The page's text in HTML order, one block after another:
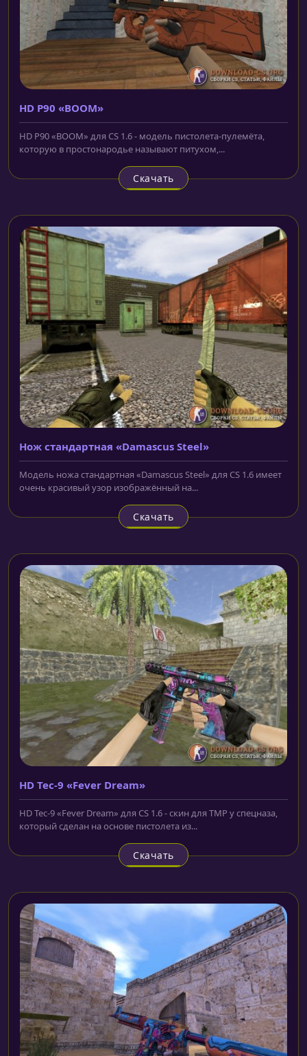
HD P90 «BOOM»
HD P90 «BOOM» для CS 1.6 - модель пистолета-пулемёта,
которую в простонародье называют питухом,...
Скачать
Нож стандартная «Damascus Steel»
Модель ножа стандартная «Damascus Steel» для CS 1.6 имеет
очень красивый узор изображённый на...
Скачать
HD Tec-9 «Fever Dream»
HD Tec-9 «Fever Dream» для CS 1.6 - скин для TMP у спецназа,
который сделан на основе пистолета из...
Скачать